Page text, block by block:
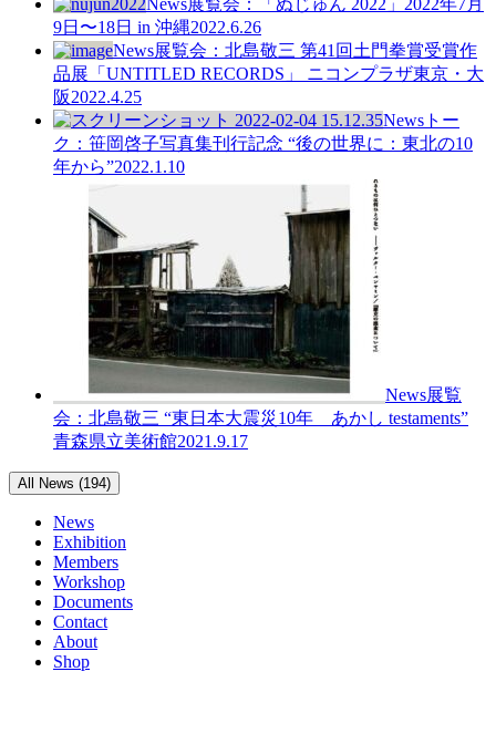
9日〜18日 in 沖縄2022.6.26
News展覧会：北島敬三 第41回土門拳賞受賞作
品展「UNTITLED RECORDS」 ニコンプラザ東京・大
阪2022.4.25
News トー
ク：笹岡啓子写真集刊行記念 “後の世界に：東北の10
年から”2022.1.10
News展覧
会：北島敬三 “東日本大震災10年 あかし testaments”
青森県立美術館2021.9.17
All News (194)
News
Exhibition
Members
Workshop
Documents
Contact
About
Shop